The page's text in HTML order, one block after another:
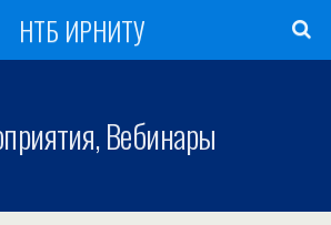
НТБ ИРНИТУ
Вебинары